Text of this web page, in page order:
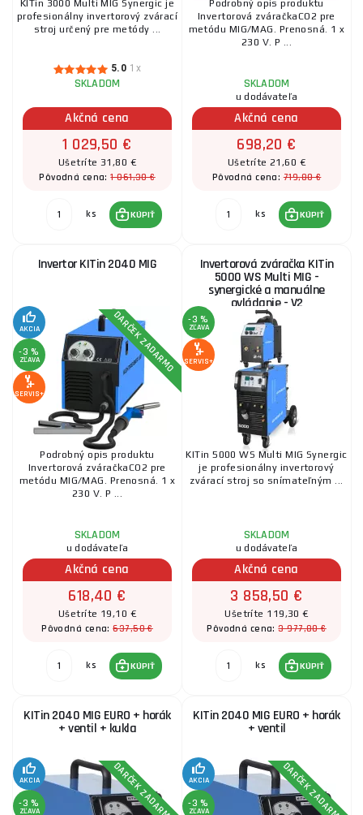
KITin 3000 Multi MIG Synergic je
profesionálny invertorový zvárací
stroj určený pre metódy ...
5.0 1x
SKLADOM
Akčná cena
1 029,50 €
Ušetríte 31,80 €
Pôvodná cena:1 061,30 €
ks KÚPIŤ
Podrobný opis produktu
Invertorová zváračkaCO2 pre
metódu MIG/MAG. Prenosná. 1 x
230 V. P ...
SKLADOM
u dodávateľa
Akčná cena
698,20 €
Ušetríte 21,60 €
Pôvodná cena:719,80 €
ks KÚPIŤ
Invertor KITin 2040 MIG
AKCIA
-3 %
ZĽAVA
SERVIS+
DARČEK ZADARMO
Podrobný opis produktu
Invertorová zváračkaCO2 pre
metódu MIG/MAG. Prenosná. 1 x
230 V. P ...
SKLADOM
u dodávateľa
Akčná cena
618,40 €
Ušetríte 19,10 €
Pôvodná cena:637,50 €
ks KÚPIŤ
Invertorová zváračka KITin
5000 WS Multi MIG -
synergické a manuálne
ovládanie - V2
-3 %
ZĽAVA
SERVIS+
KITin 5000 WS Multi MIG Synergic
je profesionálny invertorový
zvárací stroj so snímateľným ...
SKLADOM
u dodávateľa
Akčná cena
3 858,50 €
Ušetríte 119,30 €
Pôvodná cena:3 977,80 €
ks KÚPIŤ
KITin 2040 MIG EURO + horák
+ ventil + kukla
AKCIA
-3 %
ZĽAVA DARČEK ZADARMO
KITin 2040 MIG EURO + horák
+ ventil
AKCIA
-3 %
ZĽAVA DARČEK ZADARMO